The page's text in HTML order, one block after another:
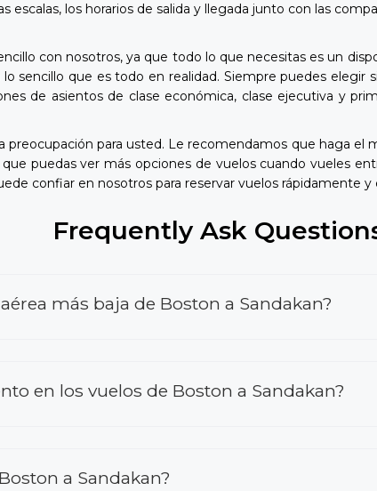
escalas, los horarios de salida y llegada junto con las
con nosotros, ya que todo lo que necesitas es un
sencillo que es todo en realidad. Siempre puedes elegir
de asientos de clase económica, clase ejecutiva y
preocupación para usted. Le recomendamos que haga
puedas ver más opciones de vuelos cuando vueles
confiar en nosotros para reservar vuelos rápidamente
Frequently Ask
más baja de Boston a Sandakan?
en los vuelos de Boston a Sandakan?
a Sandakan?